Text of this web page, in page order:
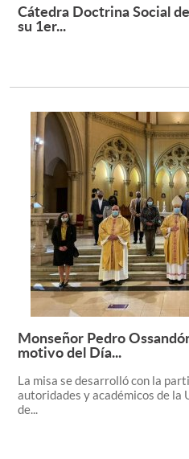
Cátedra Doctrina Social
su 1er...
Monseñor Pedro
motivo del Día...
La misa se desarrolló con la
autoridades y académicos de la
de...